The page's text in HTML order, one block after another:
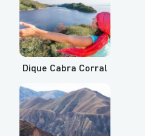
Dique Cabra Corral